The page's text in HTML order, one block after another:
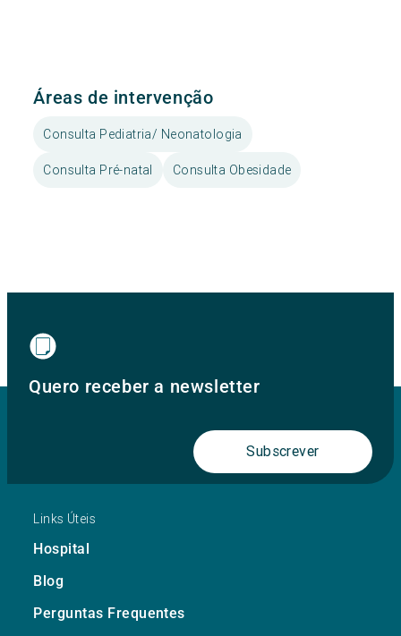
Áreas de intervenção
Consulta Pediatria/ Neonatologia
Consulta Pré-natal Consulta Obesidade
Quero receber a newsletter
Subscrever
Links Úteis
Hospital
Blog
Perguntas Frequentes